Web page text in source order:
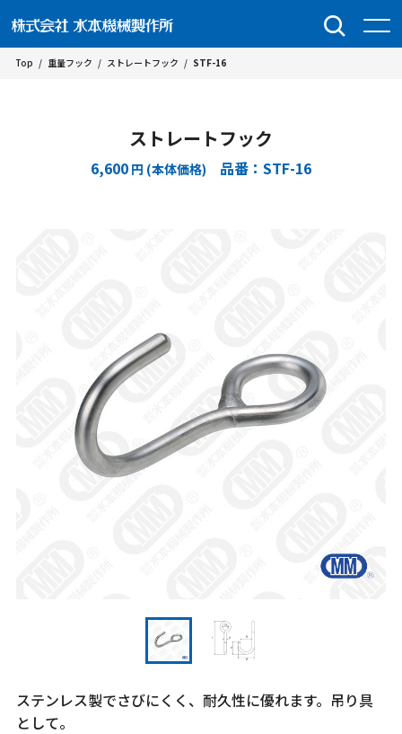
Top / 重量フック / ストレートフック / STF-16
ストレートフック
6,600 円 (本体価格) 品番：STF-16
ステンレス製でさびにくく、耐久性に優れます。吊り具
として。